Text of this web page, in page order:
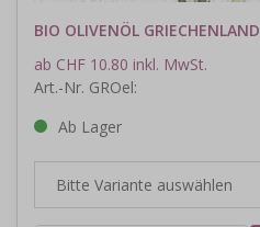
BIO OLIVENÖL GRIECHENLAND
ab CHF 10.80 inkl. MwSt.
Art.-Nr. GROel:
Ab Lager